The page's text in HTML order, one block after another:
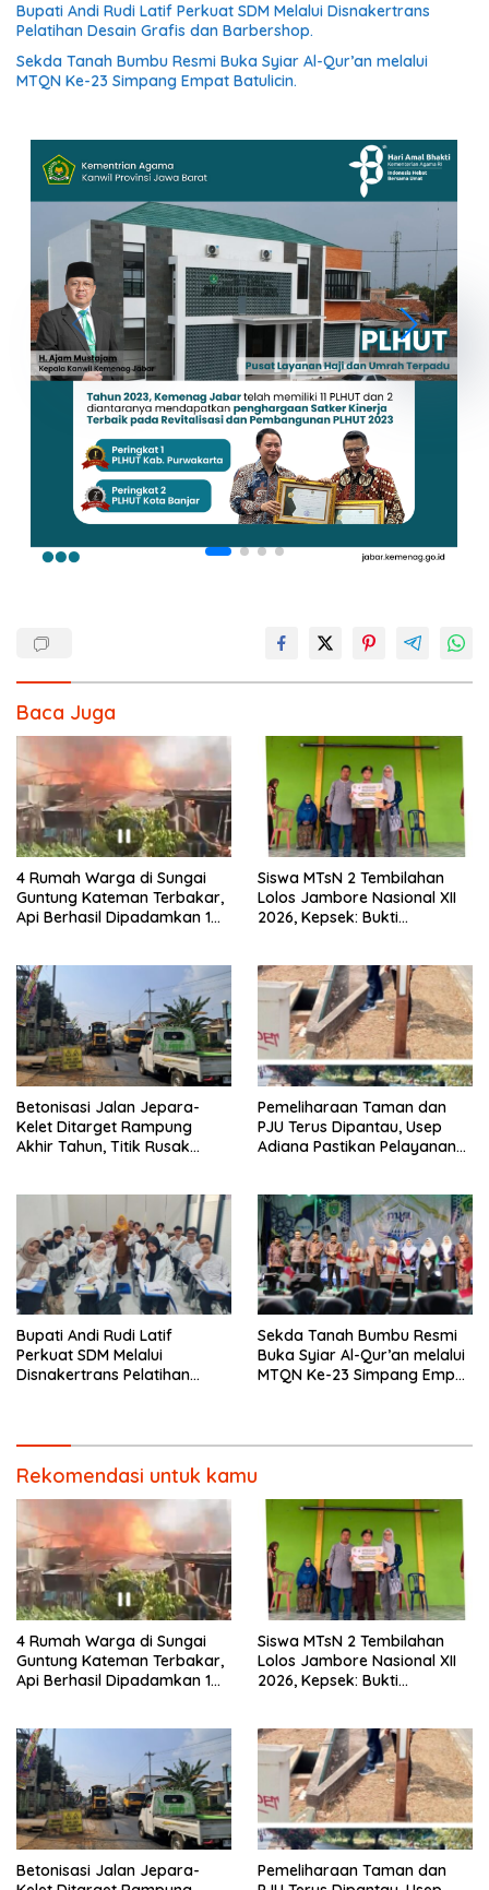
Bupati Andi Rudi Latif Perkuat SDM Melalui Disnakertrans
Pelatihan Desain Grafis dan Barbershop.
Sekda Tanah Bumbu Resmi Buka Syiar Al-Qur’an melalui
MTQN Ke-23 Simpang Empat Batulicin.
Baca Juga
4 Rumah Warga di Sungai
Guntung Kateman Terbakar,
Api Berhasil Dipadamkan 1
Siswa MTsN 2 Tembilahan
Lolos Jambore Nasional XII
2026, Kepsek: Bukti
Betonisasi Jalan Jepara-
Kelet Ditarget Rampung
Akhir Tahun, Titik Rusak
Pemeliharaan Taman dan
PJU Terus Dipantau, Usep
Adiana Pastikan Pelayanan
Bupati Andi Rudi Latif
Perkuat SDM Melalui
Disnakertrans Pelatihan
Sekda Tanah Bumbu Resmi
Buka Syiar Al-Qur’an melalui
MTQN Ke-23 Simpang Empat
Rekomendasi untuk kamu
4 Rumah Warga di Sungai
Guntung Kateman Terbakar,
Api Berhasil Dipadamkan 1
Siswa MTsN 2 Tembilahan
Lolos Jambore Nasional XII
2026, Kepsek: Bukti
Betonisasi Jalan Jepara-
Pemeliharaan Taman dan